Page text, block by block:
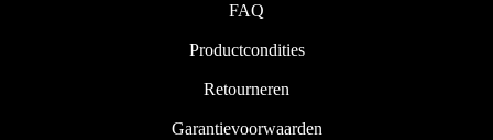
FAQ
Productcondities
Retourneren
Garantievoorwaarden